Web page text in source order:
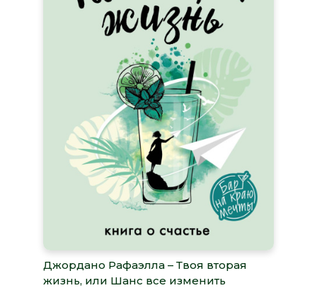
Джордано Рафаэлла – Твоя вторая
жизнь, или Шанс все изменить